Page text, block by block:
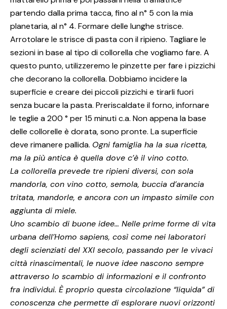
partendo dalla prima tacca, fino al n° 5 con la mia
planetaria, al n° 4. Formare delle lunghe strisce.
Arrotolare le strisce di pasta con il ripieno. Tagliare le
sezioni in base al tipo di collorella che vogliamo fare. A
questo punto, utilizzeremo le pinzette per fare i pizzichi
che decorano la collorella. Dobbiamo incidere la
superficie e creare dei piccoli pizzichi e tirarli fuori
senza bucare la pasta. Preriscaldate il forno, infornare
le teglie a 200 ° per 15 minuti c.a. Non appena la base
delle collorelle è dorata, sono pronte. La superficie
deve rimanere pallida. Ogni famiglia ha la sua ricetta,
ma la più antica è quella dove c’è il vino cotto.
La collorella prevede tre ripieni diversi, con sola
mandorla, con vino cotto, semola, buccia d’arancia
tritata, mandorle, e ancora con un impasto simile con
aggiunta di miele.
Uno scambio di buone idee… Nelle prime forme di vita
urbana dell’Homo sapiens, così come nei laboratori
degli scienziati del XXI secolo, passando per le vivaci
città rinascimentali, le nuove idee nascono sempre
attraverso lo scambio di informazioni e il confronto
fra individui. È proprio questa circolazione “liquida” di
conoscenza che permette di esplorare nuovi orizzonti